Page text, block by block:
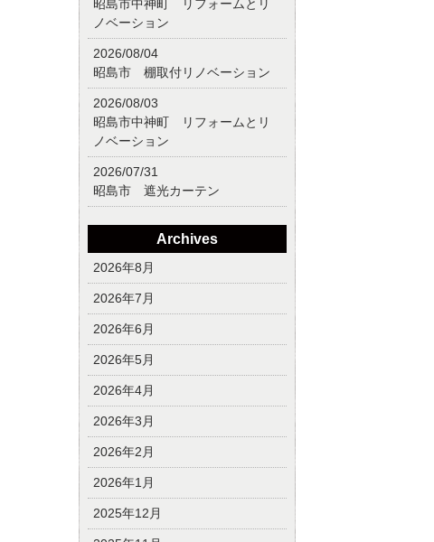
昭島市中神町 リフォームとリ
ノベーション
2026/08/04
昭島市 棚取付リノベーション
2026/08/03
昭島市中神町 リフォームとリ
ノベーション
2026/07/31
昭島市 遮光カーテン
Archives
2026年8月
2026年7月
2026年6月
2026年5月
2026年4月
2026年3月
2026年2月
2026年1月
2025年12月